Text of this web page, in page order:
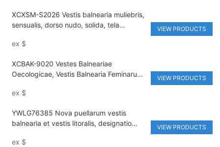
XCXSM-S2026 Vestis balnearia muliebris,
sensualis, dorso nudo, solida, tela
V, proxima.
ex $
VIEW PRODUCTS
XCBAK-9020 Vestes Balneariae
Oecologicae, Vestis Balnearia Feminarum,
Solidis, Altae Qualitatis, Designo Sexy,
ex $
VIEW PRODUCTS
YWLG76385 Nova puellarum vestis
balnearia et vestis litoralis, designatio
ex $
VIEW PRODUCTS